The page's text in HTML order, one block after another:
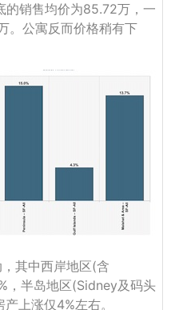
的销售均价为85.72万，一
。公寓反而价格稍有下
其中西岸地区(含
半岛地区(Sidney及码头
上涨仅4%左右。